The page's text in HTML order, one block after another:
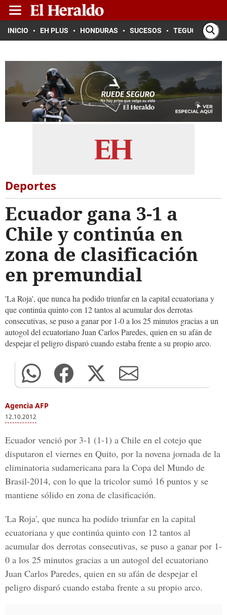
INICIO EH PLUS HONDURAS SUCESOS TEGUCIGALPA
Deportes
Ecuador gana 3-1 a
Chile y continúa en
zona de clasificación
en premundial
'La Roja', que nunca ha podido triunfar en la capital ecuatoriana y
que continúa quinto con 12 tantos al acumular dos derrotas
consecutivas, se puso a ganar por 1-0 a los 25 minutos gracias a un
autogol del ecuatoriano Juan Carlos Paredes, quien en su afán de
despejar el peligro disparó cuando estaba frente a su propio arco.
Agencia AFP
12.10.2012
Ecuador venció por 3-1 (1-1) a Chile en el cotejo que
disputaron el viernes en Quito, por la novena jornada de la
eliminatoria sudamericana para la Copa del Mundo de
Brasil-2014, con lo que la tricolor sumó 16 puntos y se
mantiene sólido en zona de clasificación.
'La Roja', que nunca ha podido triunfar en la capital
ecuatoriana y que continúa quinto con 12 tantos al
acumular dos derrotas consecutivas, se puso a ganar por 1-
0 a los 25 minutos gracias a un autogol del ecuatoriano
Juan Carlos Paredes, quien en su afán de despejar el
peligro disparó cuando estaba frente a su propio arco.